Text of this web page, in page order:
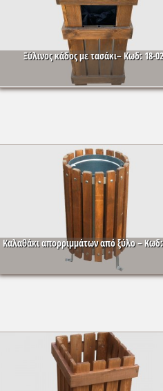
Ξύλινος κάδος με τασάκι– Κωδ: 18-02
Καλαθάκι απορριμμάτων από ξύλο –